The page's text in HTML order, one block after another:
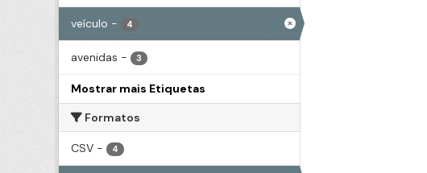
veículo - 4
avenidas - 3
Mostrar mais Etiquetas
Formatos
CSV - 4